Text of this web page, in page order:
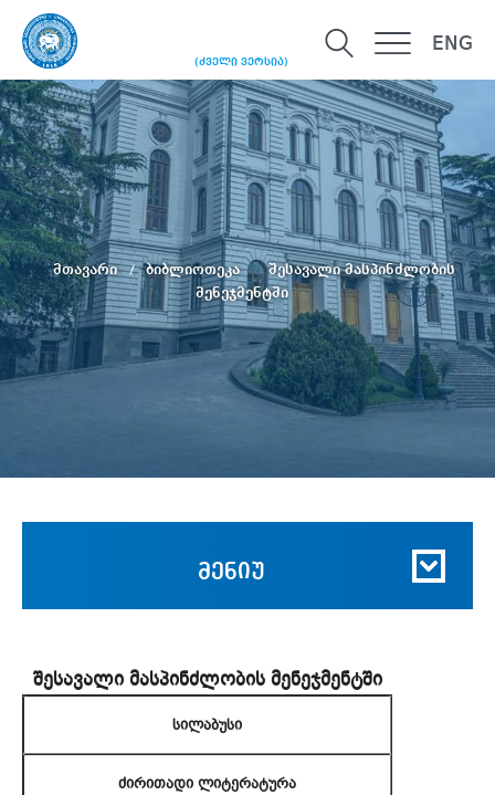
(ძველი ვერსია)
ENG
მთავარი ბიბლიოთეკა
შესავალი მასპინძლობის
მენეჯმენტში
მენიუ
შესავალი მასპინძლობის მენეჯმენტში
სილაბუსი
ძირითადი ლიტერატურა